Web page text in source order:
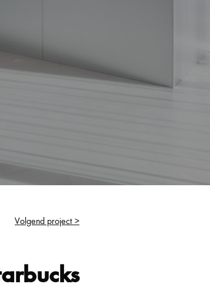
Volgend project >